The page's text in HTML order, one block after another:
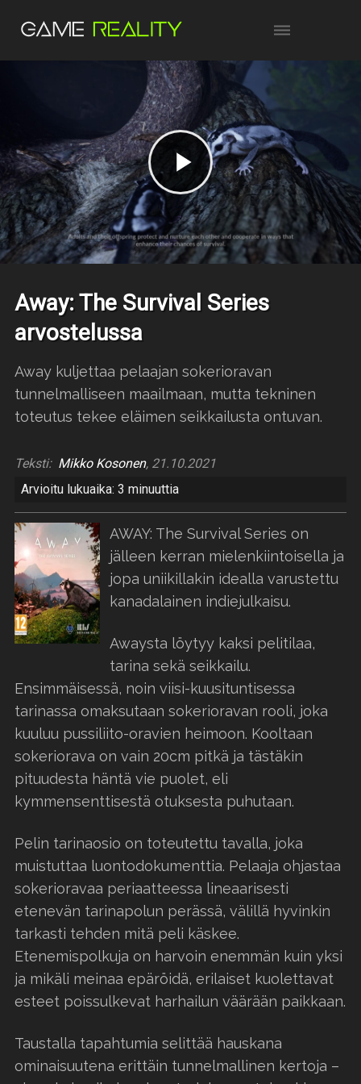
Away: The Survival Series
arvostelussa
Away kuljettaa pelaajan sokerioravan
tunnelmalliseen maailmaan, mutta tekninen
toteutus tekee eläimen seikkailusta ontuvan.
Teksti: Mikko Kosonen, 21.10.2021
Arvioitu lukuaika: 3 minuuttia
AWAY: The Survival Series on
jälleen kerran mielenkiintoisella ja
jopa uniikillakin idealla varustettu
kanadalainen indiejulkaisu.
Awaysta löytyy kaksi pelitilaa,
tarina sekä seikkailu.
Ensimmäisessä, noin viisi-kuusituntisessa
tarinassa omaksutaan sokerioravan rooli, joka
kuuluu pussiliito-oravien heimoon. Kooltaan
sokeriorava on vain 20cm pitkä ja tästäkin
pituudesta häntä vie puolet, eli
kymmensenttisestä otuksesta puhutaan.
Pelin tarinaosio on toteutettu tavalla, joka
muistuttaa luontodokumenttia. Pelaaja ohjastaa
sokerioravaa periaatteessa lineaarisesti
etenevän tarinapolun perässä, välillä hyvinkin
tarkasti tehden mitä peli käskee.
Etenemispolkuja on harvoin enemmän kuin yksi
ja mikäli meinaa epäröidä, erilaiset kuolettavat
esteet poissulkevat harhailun väärään paikkaan.
Taustalla tapahtumia selittää hauskana
ominaisuutena erittäin tunnelmallinen kertoja –